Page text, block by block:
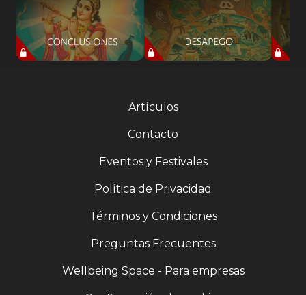
Artículos
Contacto
Eventos y Festivales
Política de Privacidad
Términos y Condiciones
Preguntas Frecuentes
Wellbeing Space - Para empresas